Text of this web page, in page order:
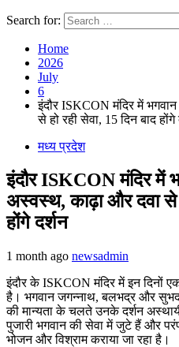
Search for:
Home
2026
July
6
इंदौर ISKCON मंदिर में
से हो रही सेवा, 15 दिन बाद होंगे
मध्य प्रदेश
इंदौर ISKCON मंदिर में
अस्वस्थ, काढ़ा और दवा से
होंगे दर्शन
1 month ago newsadmin
इंदौर के ISKCON मंदिर में इन दिनों एक
है। भगवान जगन्नाथ, बलभद्र और
की मान्यता के चलते उनके दर्शन
पुजारी भगवान की सेवा में जुटे हैं और
भोजन और विश्राम कराया जा रहा है।